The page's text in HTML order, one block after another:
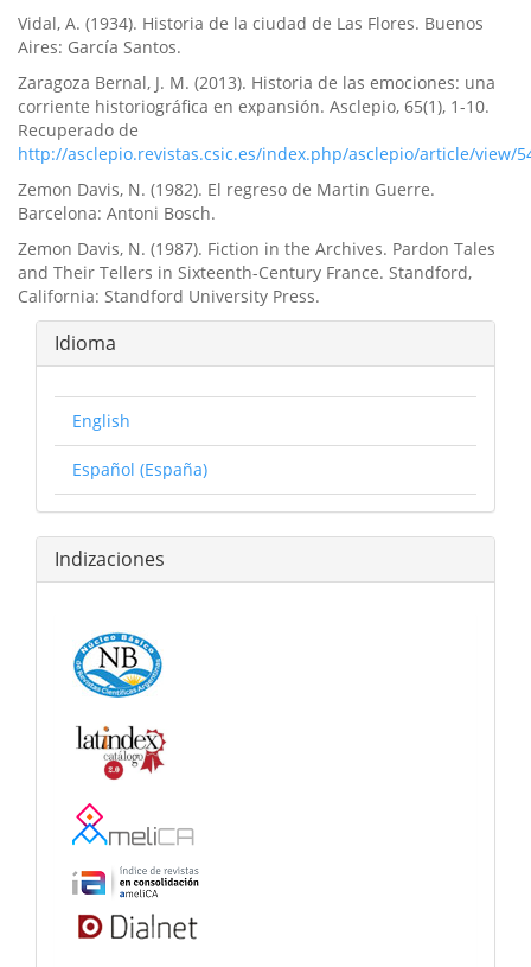
Vidal, A. (1934). Historia de la ciudad de Las Flores. Buenos
Aires: Garcí­a Santos.
Zaragoza Bernal, J. M. (2013). Historia de las emociones: una
corriente historiográfica en expansión. Asclepio, 65(1), 1-10.
Recuperado de
http://asclepio.revistas.csic.es/index.php/asclepio/article/view/
Zemon Davis, N. (1982). El regreso de Martin Guerre.
Barcelona: Antoni Bosch.
Zemon Davis, N. (1987). Fiction in the Archives. Pardon Tales
and Their Tellers in Sixteenth-Century France. Standford,
California: Standford University Press.
Idioma
English
Español (España)
Indizaciones